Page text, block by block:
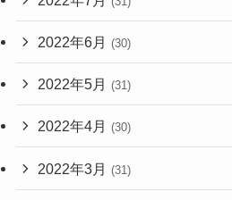
2022年6月 (30)
2022年5月 (31)
2022年4月 (30)
2022年3月 (31)